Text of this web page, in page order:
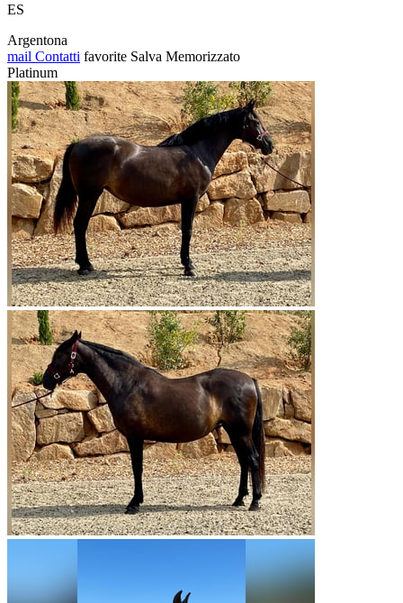
ES
Argentona
mail Contatti favorite Salva Memorizzato
Platinum